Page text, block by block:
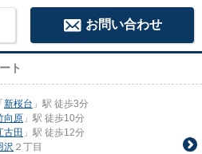
お問い合わせ
ト
「 新桜台 」駅 徒歩3分
向原 」駅 徒歩10分
古田 」駅 徒歩12分
沢 ２丁目